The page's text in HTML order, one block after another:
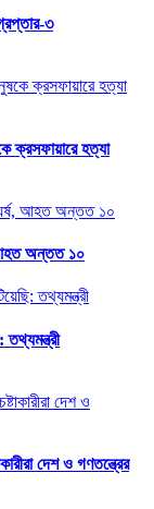
৩
ক্রসফায়ারে হত্যা
আহত অন্তত ১০
তথ্যমন্ত্রী
দেশ ও গণতন্ত্রের